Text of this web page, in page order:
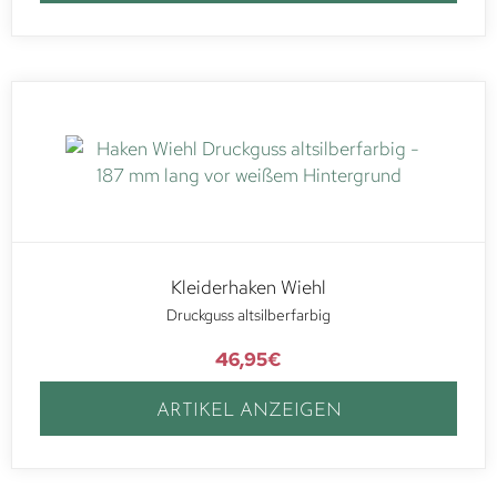
Kleiderhaken Wiehl
Druckguss altsilberfarbig
46,95€
ARTIKEL ANZEIGEN